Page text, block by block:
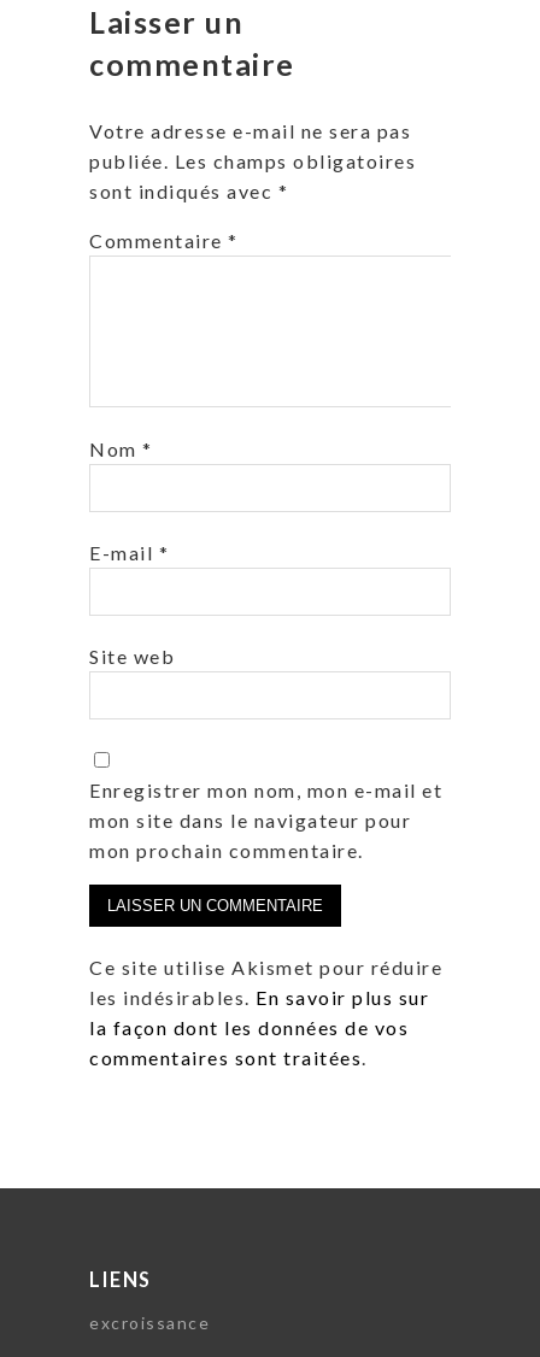
Laisser un
commentaire
Votre adresse e-mail ne sera pas
publiée. Les champs obligatoires
sont indiqués avec *
Commentaire *
Nom *
E-mail *
Site web
Enregistrer mon nom, mon e-mail et
mon site dans le navigateur pour
mon prochain commentaire.
Ce site utilise Akismet pour réduire
les indésirables. En savoir plus sur
la façon dont les données de vos
commentaires sont traitées.
LIENS
excroissance